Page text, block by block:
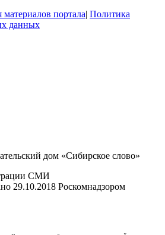
портала| Политика
данных
дом «Сибирское слово»
СМИ
29.10.2018 Роскомнадзором